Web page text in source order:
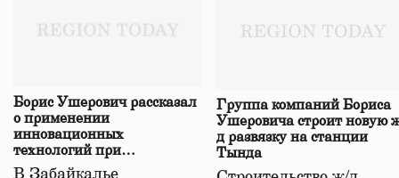
Борис Ушерович рассказал
о применении
инновационных
технологий при
строительстве нового моста
В Забайкалье
Группа компаний Бориса
Ушеровича строит новую
д развязку на станции
Тында